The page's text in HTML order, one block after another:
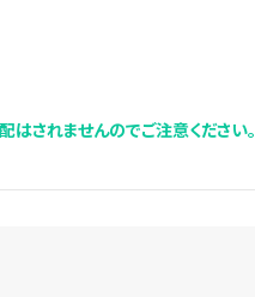
されませんのでご注意ください。